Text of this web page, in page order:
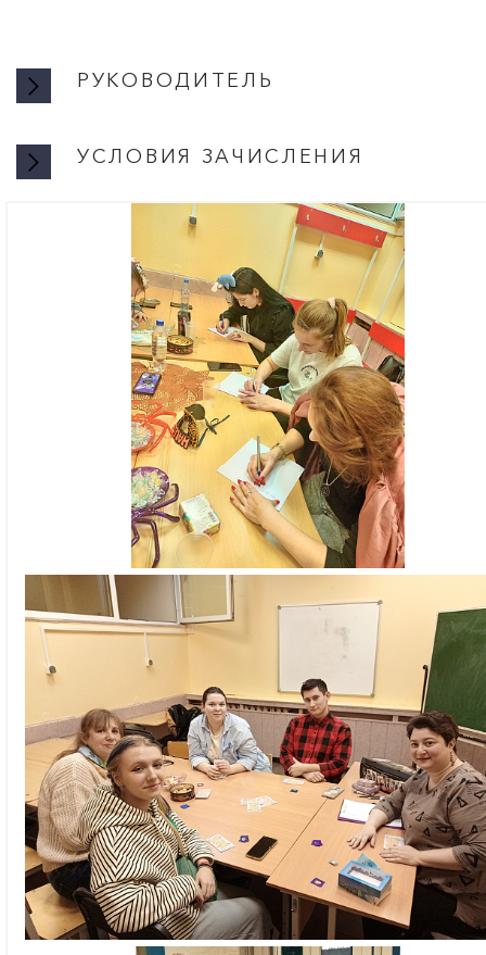
РУКОВОДИТЕЛЬ
УСЛОВИЯ ЗАЧИСЛЕНИЯ
Запись
11:00 до 19:00
Профсоюзная,
Обручева, 11).
бесплатно,
при наличии
Занятия